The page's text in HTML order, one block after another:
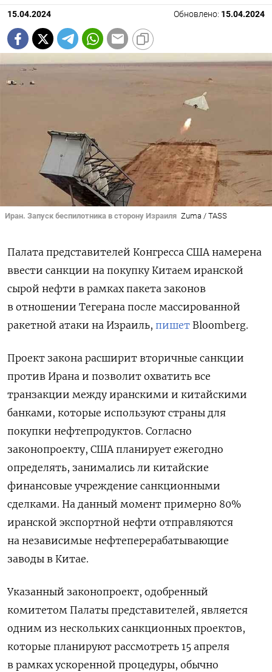
15.04.2024 Обновлено: 15.04.2024
Иран. Запуск беспилотника в сторону Израиля Zuma / TASS
Палата представителей Конгресса США намерена
ввести санкции на покупку Китаем иранской
сырой нефти в рамках пакета законов
в отношении Тегерана после массированной
ракетной атаки на Израиль, пишет Bloomberg.
Проект закона расширит вторичные санкции
против Ирана и позволит охватить все
транзакции между иранскими и китайскими
банками, которые используют страны для
покупки нефтепродуктов. Согласно
законопроекту, США планирует ежегодно
определять, занимались ли китайские
финансовые учреждение санкционными
сделками. На данный момент примерно 80%
иранской экспортной нефти отправляются
на независимые нефтеперерабатывающие
заводы в Китае.
Указанный законопроект, одобренный
комитетом Палаты представителей, является
одним из нескольких санкционных проектов,
которые планируют рассмотреть 15 апреля
в рамках ускоренной процедуры, обычно